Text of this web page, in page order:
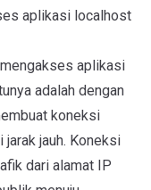
aplikasi localhost
aplikasi
adalah dengan
koneksi
jauh. Koneksi
dari alamat IP